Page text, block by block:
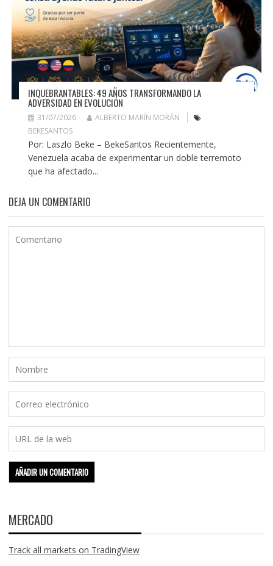
INQUEBRANTABLES: 49 AÑOS TRANSFORMANDO LA
ADVERSIDAD EN EVOLUCIÓN
31/07/2026
ALBERTO MARÍN MORÁN
BEKESANTOS
Por: Laszlo Beke – BekeSantos Recientemente,
Venezuela acaba de experimentar un doble terremoto
que ha afectado...
DEJA UN COMENTARIO
MERCADO
Track all markets on TradingView